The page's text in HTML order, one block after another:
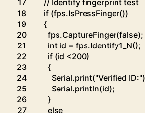
17
18
19
20
21
22
23
24
25
26
27
// Identify fingerprint test
if (fps.IsPressFinger())
{
fps.CaptureFinger(false);
int id = fps.Identify1_N();
if (id <200)
{
Serial.print("Verified ID:")
Serial.println(id);
}
else